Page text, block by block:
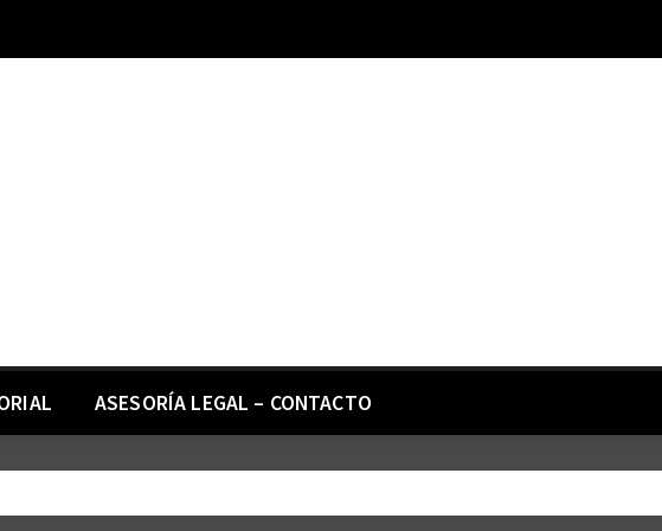
ASESORÍA LEGAL – CONTACTO